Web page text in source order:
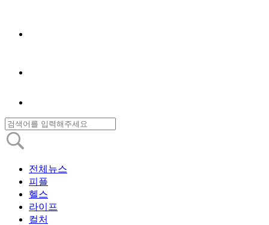
전체뉴스
피플
헬스
라이프
컬처